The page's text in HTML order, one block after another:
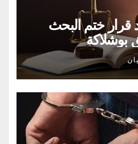
قرار ختم البحث
بوشلاكة